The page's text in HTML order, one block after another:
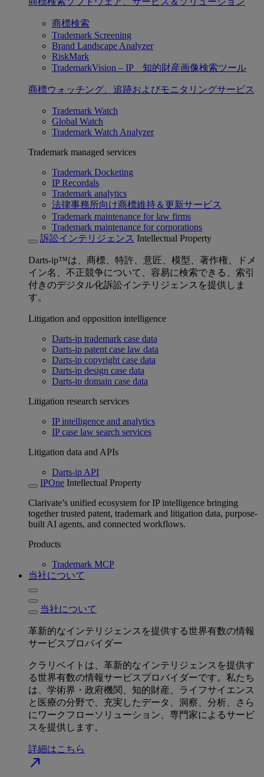
商標検索
Trademark Screening
Brand Landscape Analyzer
RiskMark
TrademarkVision – IP 知的財産画像検索ツール
商標ウォッチング、追跡およびモニタリングサービス
Trademark Watch
Global Watch
Trademark Watch Analyzer
Trademark managed services
Trademark Docketing
IP Recordals
Trademark analytics
法律事務所向け商標維持＆更新サービス
Trademark maintenance for law firms
Trademark maintenance for corporations
訴訟インテリジェンス Intellectual Property
Darts-ip™は、商標、特許、意匠、模型、著作権、ドメ
イン名、不正競争について、容易に検索できる、索引
付きのデジタル化訴訟インテリジェンスを提供しま
す。
Litigation and opposition intelligence
Darts-ip trademark case data
Darts-ip patent case law data
Darts-ip copyright case data
Darts-ip design case data
Darts-ip domain case data
Litigation research services
IP intelligence and analytics
IP case law search services
Litigation data and APIs
Darts-ip API
IPOne Intellectual Property
Clarivate’s unified ecosystem for IP intelligence bringing
together trusted patent, trademark and litigation data, purpose-
built AI agents, and connected workflows.
Products
Trademark MCP
当社について
当社について
革新的なインテリジェンスを提供する世界有数の情報
サービスプロバイダー
クラリベイトは、革新的なインテリジェンスを提供す
る世界有数の情報サービスプロバイダーです。私たち
は、学術界・政府機関、知的財産、ライフサイエンス
と医療の分野で、充実したデータ、洞察、分析、さら
にワークフローソリューション、専門家によるサービ
スを提供します。
詳細はこちら
north_east